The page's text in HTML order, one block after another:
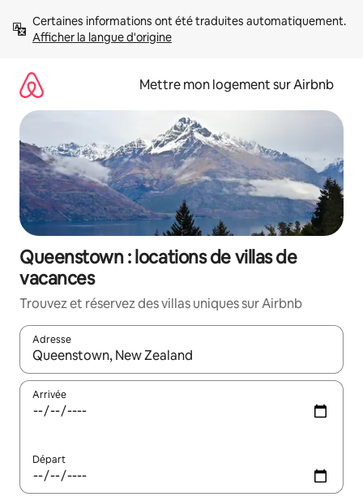
directement
Afficher la langue d'origine
Mettre mon logement sur Airbnb
Queenstown : locations de villas de
vacances
Trouvez et réservez des villas uniques sur Airbnb
Adresse
Lorsque les résultats s'affichent, utilisez les flèches vers le
Arrivée
Départ